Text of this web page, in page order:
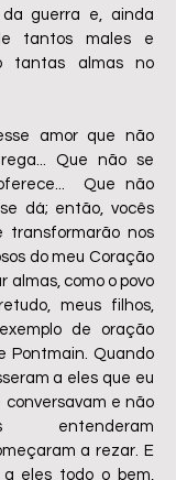
guerra e, ainda
tantos males e
tantas almas no
amor que não
Que não se
Que não
dá; então, vocês
transformarão nos
do meu Coração
almas, como o povo
meus filhos,
de oração
Pontmain. Quando
a eles que eu
e não
entenderam
a rezar. E
eles todo o bem,